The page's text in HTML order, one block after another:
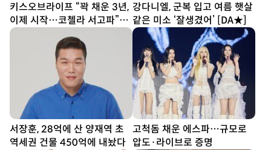
키스오브라이프 “꽉 채운 3년,
이제 시작…코첼라 서고파”
[DA인터뷰②]
강다니엘, 군복 입고 여름 햇살
같은 미소 ‘잘생겼어’ [DA★]
서장훈, 28억에 산 양재역 초
역세권 건물 450억에 내놨다
고척돔 채운 에스파…규모로
압도·라이브로 증명